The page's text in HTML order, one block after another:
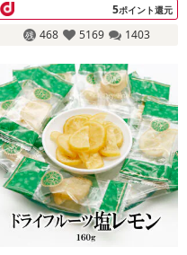
5ポイント還元
468 5169 1403